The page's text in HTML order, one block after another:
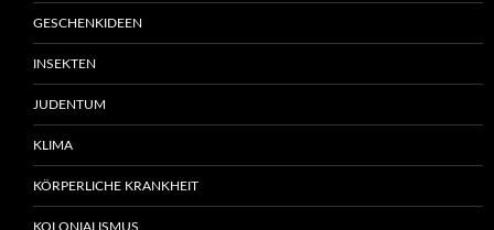
GESCHENKIDEEN
INSEKTEN
JUDENTUM
KLIMA
KÖRPERLICHE KRANKHEIT
KOLONIALISMUS